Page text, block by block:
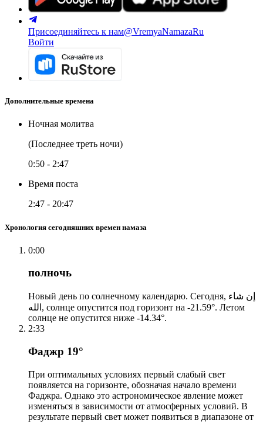
Присоединяйтесь к нам@VremyaNamazaRu
Войти
Дополнительные времена
Ночная молитва
(Последнее треть ночи)
0:50 - 2:47
Время поста
2:47 - 20:47
Хронология сегодняшних времен намаза
0:00
полночь
Новый день по солнечному календарю. Сегодня, إن شاء
الله, солнце опустится под горизонт на -21.59°. Летом
солнце не опустится ниже -14.34°.
2:33
Фаджр 19°
При оптимальных условиях первый слабый свет
появляется на горизонте, обозначая начало времени
Фаджра. Однако это астрономическое явление может
изменяться в зависимости от атмосферных условий. В
результате первый свет может появиться в диапазоне от